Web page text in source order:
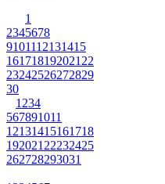
1
2345678
9101112131415
16171819202122
23242526272829
30
1234
567891011
12131415161718
19202122232425
262728293031